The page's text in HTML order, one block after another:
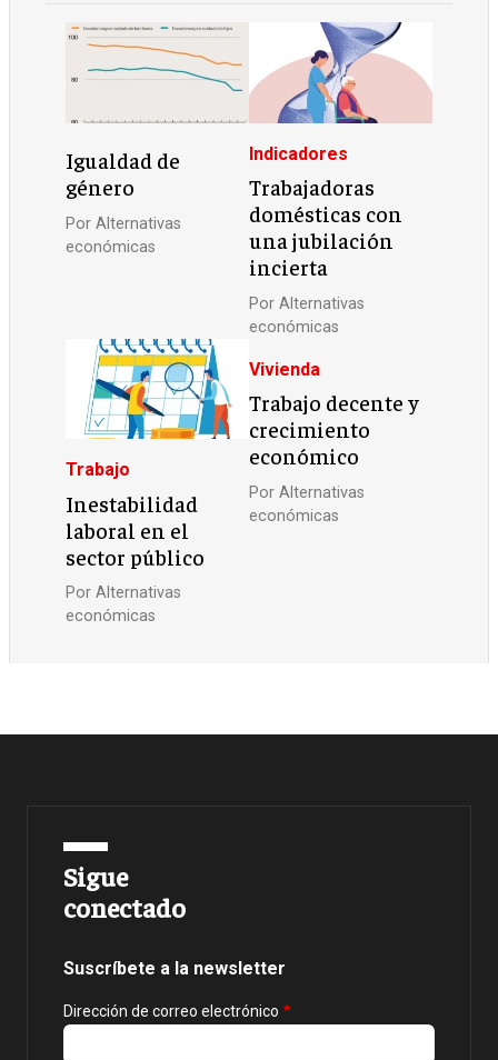
Igualdad de
género
PorAlternativas
económicas
Indicadores
Trabajadoras
domésticas con
una jubilación
incierta
Por Alternativas
económicas
Trabajo
Inestabilidad
laboral en el
sector público
PorAlternativas
económicas
Vivienda
Trabajo decente y
crecimiento
económico
Por Alternativas
económicas
Sigue
conectado
Suscríbete a la newsletter
Dirección de correo electrónico